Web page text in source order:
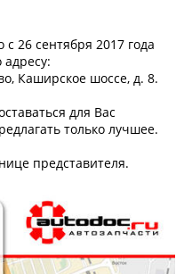
26 сентября 2017 года
Каширское шоссе, д. 8.
для Вас
только лучшее.
представителя.